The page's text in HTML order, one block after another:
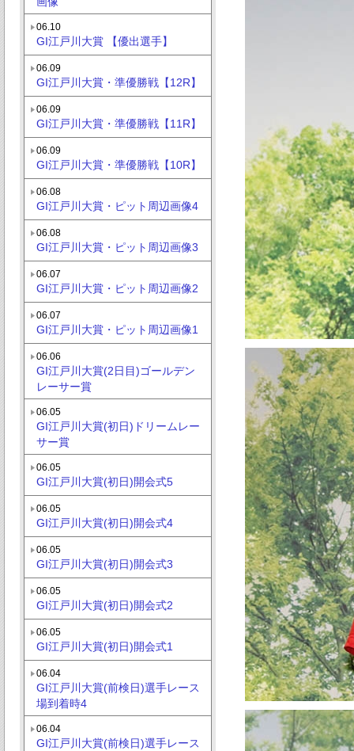
06.10
GI江戸川大賞 【優出選手】
06.09
GI江戸川大賞・準優勝戦【12R】
06.09
GI江戸川大賞・準優勝戦【11R】
06.09
GI江戸川大賞・準優勝戦【10R】
06.08
GI江戸川大賞・ピット周辺画像4
06.08
GI江戸川大賞・ピット周辺画像3
06.07
GI江戸川大賞・ピット周辺画像2
06.07
GI江戸川大賞・ピット周辺画像1
06.06
GI江戸川大賞(2日目)ゴールデン
レーサー賞
06.05
GI江戸川大賞(初日)ドリームレー
サー賞
06.05
GI江戸川大賞(初日)開会式5
06.05
GI江戸川大賞(初日)開会式4
06.05
GI江戸川大賞(初日)開会式3
06.05
GI江戸川大賞(初日)開会式2
06.05
GI江戸川大賞(初日)開会式1
06.04
GI江戸川大賞(前検日)選手レース
場到着時4
06.04
GI江戸川大賞(前検日)選手レース